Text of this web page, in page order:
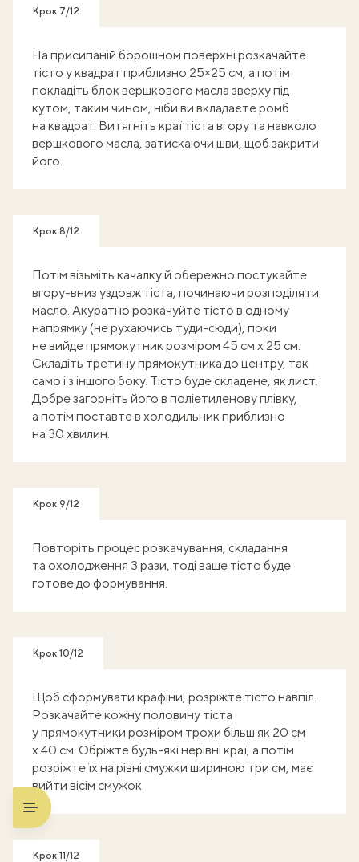
Крок 7/12
На присипаній борошном поверхні розкачайте
тісто у квадрат приблизно 25×25 см, а потім
покладіть блок вершкового масла зверху під
кутом, таким чином, ніби ви вкладаєте ромб
на квадрат. Витягніть краї тіста вгору та навколо
вершкового масла, затискаючи шви, щоб закрити
його.
Крок 8/12
Потім візьміть качалку й обережно постукайте
вгору-вниз уздовж тіста, починаючи розподіляти
масло. Акуратно розкачуйте тісто в одному
напрямку (не рухаючись туди-сюди), поки
не вийде прямокутник розміром 45 см x 25 см.
Складіть третину прямокутника до центру, так
само і з іншого боку. Тісто буде складене, як лист.
Добре загорніть його в поліетиленову плівку,
а потім поставте в холодильник приблизно
на 30 хвилин.
Крок 9/12
Повторіть процес розкачування, складання
та охолодження 3 рази, тоді ваше тісто буде
готове до формування.
Крок 10/12
Щоб сформувати крафіни, розріжте тісто навпіл.
Розкачайте кожну половину тіста
у прямокутники розміром трохи більш як 20 см
x 40 см. Обріжте будь-які нерівні краї, а потім
розріжте їх на рівні смужки шириною три см, має
вийти вісім смужок.
Крок 11/12